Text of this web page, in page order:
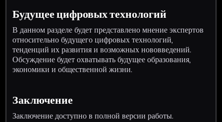
Будущее цифровых технологий
В данном разделе будет представлено мнение экспертов
относительно будущего цифровых технологий,
тенденций их развития и возможных нововведений.
Обсуждение будет охватывать будущее образования,
экономики и общественной жизни.
Заключение
Заключение доступно в полной версии работы.